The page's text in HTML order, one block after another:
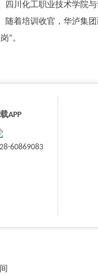
四川化工职业技术学院
随着培训收官，华泸集
”。
APP
60869083